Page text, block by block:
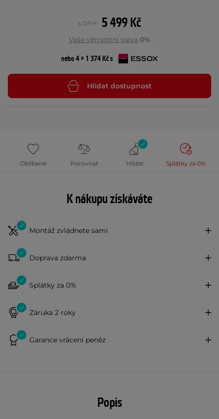
5 499 Kč
s DPH
Vaše věrnostní sleva 0%
nebo 4 × 1 374 Kč s
Hlídat dostupnost
Oblíbené Porovnat Hlídat Splátky za 0%
K nákupu získáváte
Montáž zvládnete sami
Doprava zdarma
Splátky za 0%
Záruka 2 roky
Garance vrácení peněz
Popis